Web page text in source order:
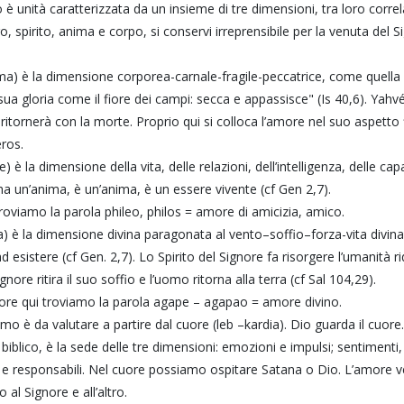
è unità caratterizzata da un insieme di tre dimensioni, tra loro
spirito, anima e corpo, si conservi irreprensibile per la venuta del
è la dimensione corporea-carnale-fragile-peccatrice, come
gloria come il fiore dei campi: secca e appassisce" (Is 40,6).
con la morte. Proprio qui si colloca l’amore nel suo
è la dimensione della vita, delle relazioni, dell’intelligenza, delle
un’anima, è un’anima, è un essere vivente (cf Gen 2,7).
la parola phileo, philos = amore di amicizia, amico.
è la dimensione divina paragonata al vento–soffio–forza-vita
esistere (cf Gen. 2,7). Lo Spirito del Signore fa risorgere l’umanità
ritira il suo soffio e l’uomo ritorna alla terra (cf Sal 104,29).
qui troviamo la parola agape – agapao = amore divino.
è da valutare a partire dal cuore (leb –kardia). Dio guarda il
è la sede delle tre dimensioni: emozioni e impulsi;
responsabili. Nel cuore possiamo ospitare Satana o Dio. L’amore
Signore e all’altro.